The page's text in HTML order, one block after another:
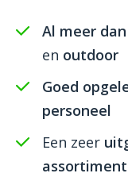
Al meer
en outdoor
Goed
personeel
Een zeer
assortiment